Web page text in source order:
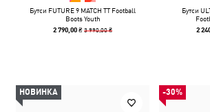
Бутси FUTURE 9 MATCH TT Football
Boots Youth
2 790,00 ₴3 990,00 ₴
Бутси
2
НОВИНКА -30%